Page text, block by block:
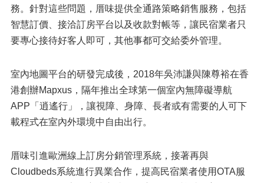
務。針對這些問題，厝味提供全通路策略銷售服務，包括
智慧訂價、接洽訂房平台以及收款對帳等，讓民宿業者只
要專心接待好客人即可，其他事都可交給委外管理。
室內地圖平台的研發完成後，2018年吳沛謙與陳尊裕在香
港創辦Mapxus，隔年推出全球第一個室內無障礙導航
APP「逍遙行」，讓視障、身障、長者或有需要的人可下
載程式在室內外環境中自由出行。
厝味引進歐洲線上訂房分銷管理系統，接著再與
Cloudbeds系統進行異業合作，提高民宿業者使用OTA服